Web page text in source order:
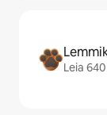
Leia